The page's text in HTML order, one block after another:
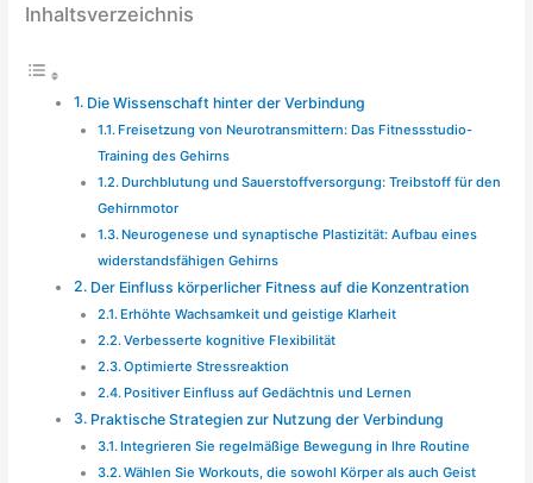
Inhaltsverzeichnis
Die Wissenschaft hinter der Verbindung
Freisetzung von Neurotransmittern: Das Fitnessstudio-
Training des Gehirns
Durchblutung und Sauerstoffversorgung: Treibstoff für den
Gehirnmotor
Neurogenese und synaptische Plastizität: Aufbau eines
widerstandsfähigen Gehirns
Der Einfluss körperlicher Fitness auf die Konzentration
Erhöhte Wachsamkeit und geistige Klarheit
Verbesserte kognitive Flexibilität
Optimierte Stressreaktion
Positiver Einfluss auf Gedächtnis und Lernen
Praktische Strategien zur Nutzung der Verbindung
Integrieren Sie regelmäßige Bewegung in Ihre Routine
Wählen Sie Workouts, die sowohl Körper als auch Geist